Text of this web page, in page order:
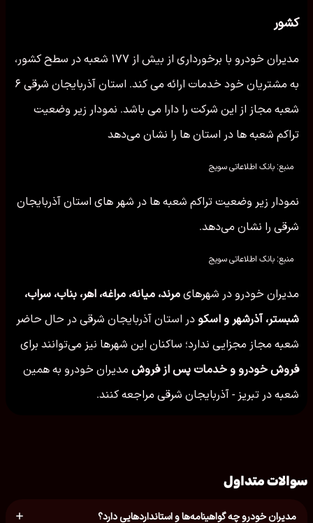
کشور
مدیران خودرو با برخورداری از بیش از ۱۷۷ شعبه در سطح کشور،
به مشتریان خود خدمات ارائه می کند. استان آذربایجان شرقی ۶
شعبه مجاز از این شرکت را دارا می باشد. نمودار زیر وضعیت
تراکم شعبه ها در استان ها را نشان می‌دهد
منبع: بانک اطلاعاتی سویج
نمودار زیر وضعیت تراکم شعبه ها در شهر های استان آذربایجان
شرقی را نشان می‌دهد.
منبع: بانک اطلاعاتی سویج
مدیران خودرو در شهرهای مرند، میانه، مراغه، اهر، بناب، سراب،
شبستر، آذرشهر و اسکو در استان آذربایجان شرقی در حال حاضر
شعبه مجاز مجزایی ندارد؛ ساکنان این شهرها نیز می‌توانند برای
فروش خودرو و خدمات پس از فروش مدیران خودرو به همین
شعبه در تبریز - آذربایجان شرقی مراجعه کنند.
سوالات متداول
مدیران خودرو چه گواهینامه‌ها و استانداردهایی دارد؟